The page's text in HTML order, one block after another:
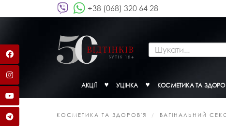
+38 (068) 320 64 28
АКЦІЇ УЦІНКА КОСМЕТИКА ТА
КОСМЕТИКА ТА ЗДОРОВ'Я ВАГІНАЛЬНИЙ